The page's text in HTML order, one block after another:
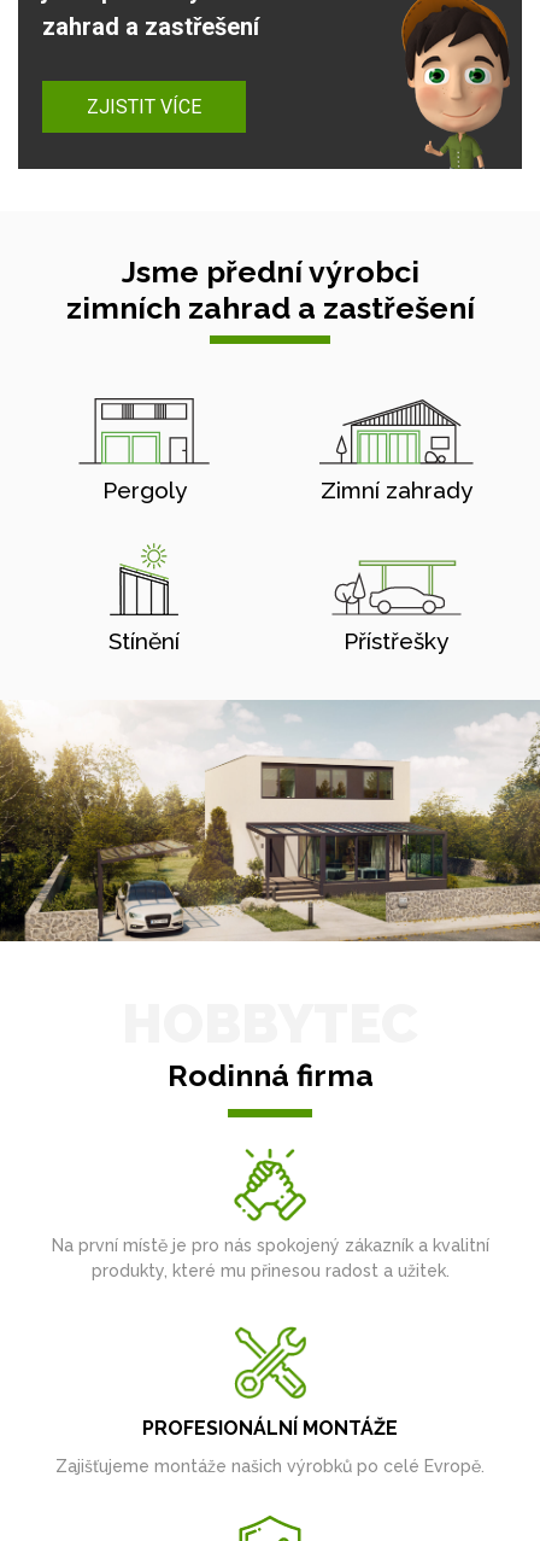
zahrad a zastřešení
ZJISTIT VÍCE
Jsme přední výrobci
zimních zahrad a zastřešení
Pergoly Zimní zahrady
Stínění Přístřešky
Rodinná firma
Na první místě je pro nás spokojený zákazník a kvalitní
produkty, které mu přinesou radost a užitek.
PROFESIONÁLNÍ MONTÁŽE
Zajišťujeme montáže našich výrobků po celé Evropě.